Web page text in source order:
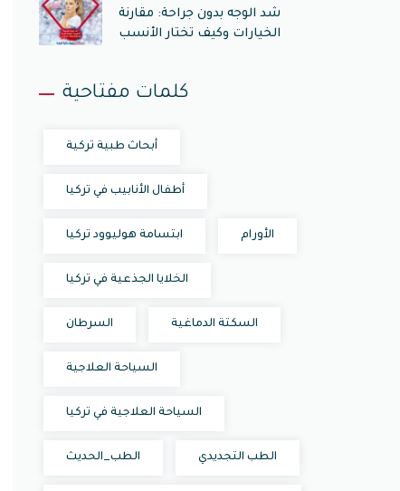
شد الوجه بدون جراحة: مقارنة
الخيارات وكيف تختار الأنسب
كلمات مفتاحية
أبحاث طبية تركية
أطفال الأنابيب في تركيا
ابتسامة هوليوود تركيا الأورام
الخلايا الجذعية في تركيا
السرطان السكتة الدماغية
السياحة العلاجية
السياحة العلاجية في تركيا
الطب_الحديث الطب التجديدي